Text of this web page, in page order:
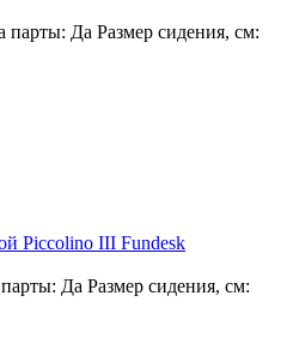
парты: Да Размер сидения, см:
Piccolino III Fundesk
Да Размер сидения, см: